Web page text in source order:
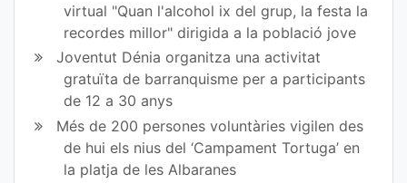
bo
ok
er
virtual "Quan l'alcohol ix del grup, la festa la
recordes millor" dirigida a la població jove
Joventut Dénia organitza una activitat
gratuïta de barranquisme per a participants
de 12 a 30 anys
Més de 200 persones voluntàries vigilen des
de hui els nius del ‘Campament Tortuga’ en
la platja de les Albaranes